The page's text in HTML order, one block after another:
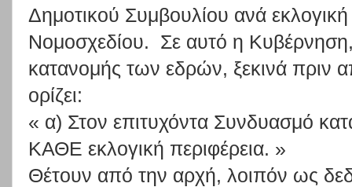
Δημοτικού Συμβουλίου ανά εκλογική
Νομοσχεδίου. Σε αυτό η Κυβέρνηση,
κατανομής των εδρών, ξεκινά πριν
ορίζει:
« α) Στον επιτυχόντα Συνδυασμό
ΚΑΘΕ εκλογική περιφέρεια. »
Θέτουν από την αρχή, λοιπόν ως